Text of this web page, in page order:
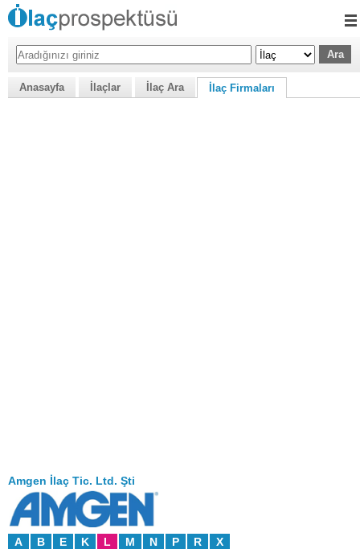
Anasayfa İlaçlar İlaç Ara İlaç Firmaları
Amgen İlaç Tic. Ltd. Şti
A B E K L M N P R X